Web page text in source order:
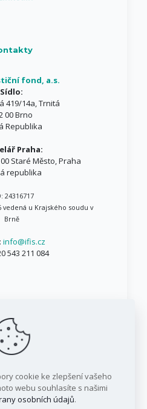
fond, a.s.
Sídlo:
419/14a, Trnitá
00 Brno
Republika
Praha:
Staré Město, Praha
republika
24316717
vedená u Krajského soudu v
Brně
info@ifis.cz
543 211 084
fond, a.s.
cookie ke zlepšení vašeho
webu souhlasíte s našimi
osobních údajů.